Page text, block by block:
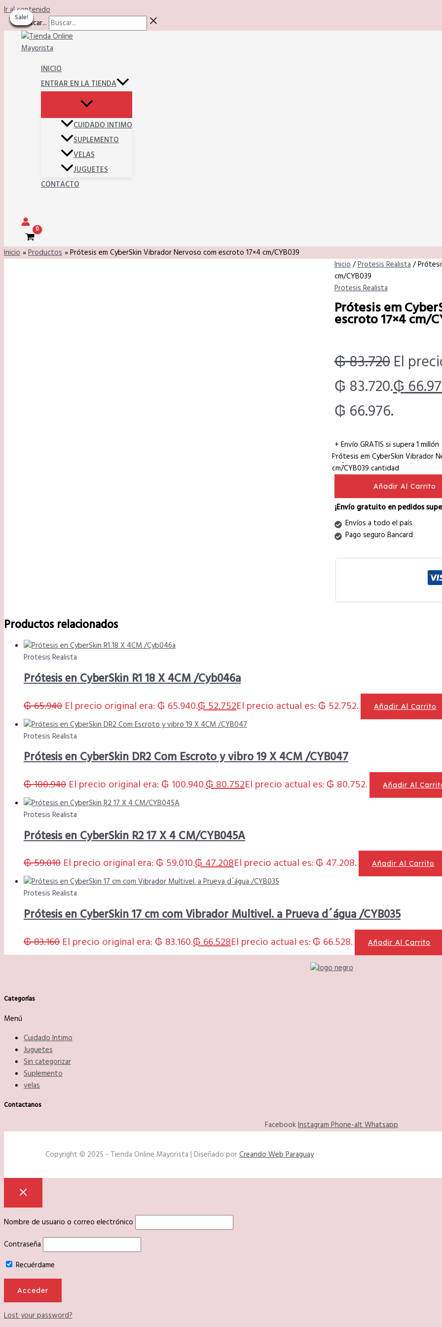
Ir al contenido
Buscar...
INICIO
ENTRAR EN LA TIENDA
CUIDADO INTIMO
SUPLEMENTO
VELAS
JUGUETES
CONTACTO
Inicio Productos Prótesis em CyberSkin Vibrador Nervoso com escroto 17×4 cm/CYB039
Sale!
Inicio/Protesis Realista/
cm/CYB039
Protesis Realista
Prótesis em
escroto 17×4 cm/
₲83.720El
₲ 83.720.₲
₲ 66.976.
+ Envío GRATIS si supera 1 millón
-
Prótesis em CyberSkin Vibrador
cm/CYB039 cantidad
Añadir Al Carrito
¡Envío gratuito en pedidos
Envíos a todo el país
Pago seguro Bancard
Productos relacionados
Sale!
Sale!
Protesis Realista
Prótesis en CyberSkin R1 18 X 4CM /Cyb046a
₲65.940 El precio original era: ₲ 65.940.₲52.752El precio actual es: ₲ 52.752. Añadir Al Carrito
Sale!
Sale!
Protesis Realista
Prótesis en CyberSkin DR2 Com Escroto y vibro 19 X 4CM /CYB047
₲100.940 El precio original era: ₲ 100.940.₲80.752El precio actual es: ₲ 80.752. Añadir Al
Sale!
Sale!
Protesis Realista
Prótesis en CyberSkin R2 17 X 4 CM/CYB045A
₲59.010 El precio original era: ₲ 59.010.₲47.208El precio actual es: ₲ 47.208. Añadir Al Carrito
Sale!
Sale!
Protesis Realista
Prótesis en CyberSkin 17 cm com Vibrador Multivel. a Prueva d´água /CYB035
₲83.160 El precio original era: ₲ 83.160.₲66.528El precio actual es: ₲ 66.528. Añadir Al Carrito
Categorías
Menú
Cuidado Intimo
Juguetes
Sin categorizar
Suplemento
velas
Contactanos
FacebookInstagramPhone-altWhatsapp
Copyright © 2025 - Tienda Online Mayorista | Diseñado porCreando Web Paraguay
Nombre de usuario o correo electrónico
Contraseña
Recuérdame
Lost your password?